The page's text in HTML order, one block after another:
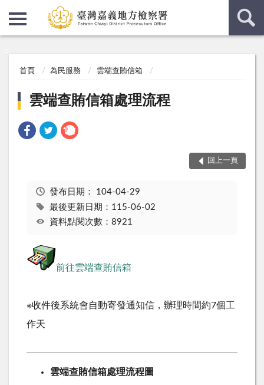
首頁 為民服務 雲端查賄信箱
雲端查賄信箱處理流程
回上一頁
發布日期： 104-04-29
最後更新日期：115-06-02
資料點閱次數：8921
前往雲端查賄信箱
※收件後系統會自動寄發通知信，辦理時間約7個工
作天
雲端查賄信箱處理流程圖